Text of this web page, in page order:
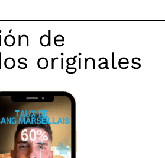
de
originales